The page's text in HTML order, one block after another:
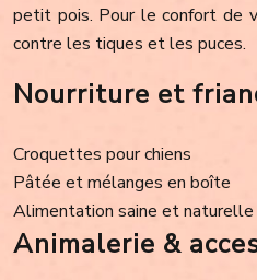
petit pois. Pour le confort de
contre les tiques et les puces.
Nourriture et
Croquettes pour chiens
Pâtée et mélanges en boîte
Alimentation saine et naturelle
Animalerie &